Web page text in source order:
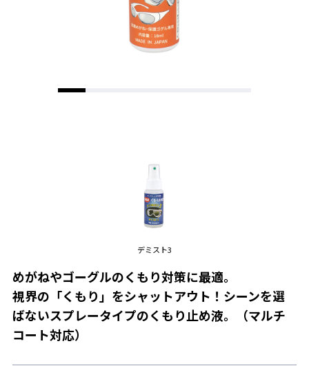
デミスト3
めがねやゴーグルのくもり対策に最適。
視界の「くもり」をシャットアウト！シーンを選
ばないスプレータイプのくもり止め液。（マルチ
コート対応）